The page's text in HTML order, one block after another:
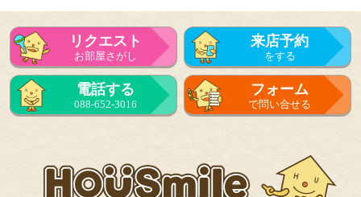
リクエスト
お部屋さがし
来店予約
をする
電話する
088-652-3016
フォーム
で問い合せる